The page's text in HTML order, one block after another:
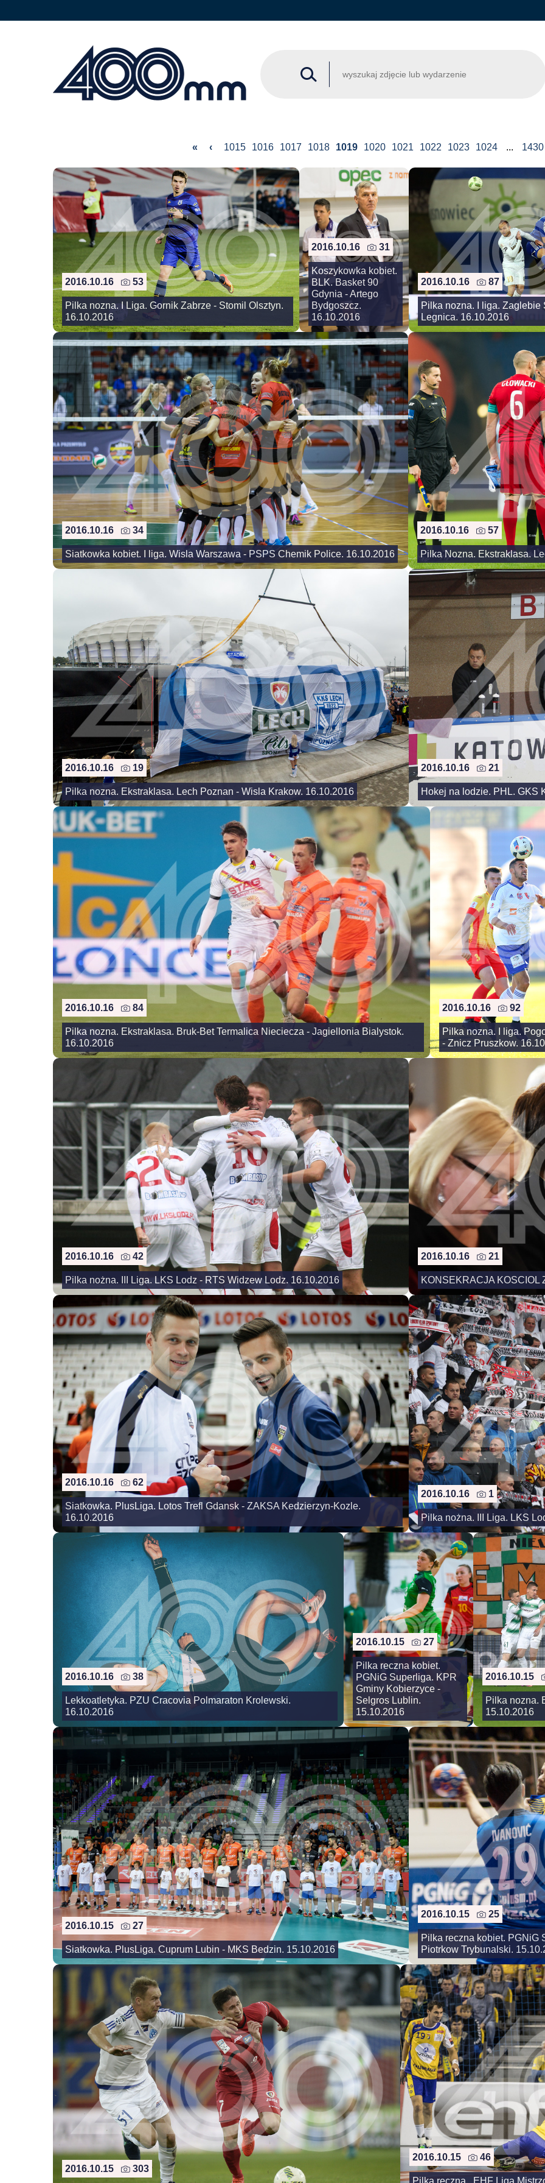
« ‹ 1015 1016 1017 1018 1019 1020 1021 1022 1023 1024 ... 1430
2016.10.16 53
Pilka nozna. I Liga. Gornik Zabrze - Stomil Olsztyn.
16.10.2016
2016.10.16 31
Koszykowka kobiet.
BLK. Basket 90
Gdynia - Artego
Bydgoszcz.
16.10.2016
2016.10.16 87
Pilka nozna. I liga. Zaglebie
Legnica. 16.10.2016
2016.10.16 34
Siatkowka kobiet. I liga. Wisla Warszawa - PSPS Chemik Police. 16.10.2016
2016.10.16 57
Pilka Nozna. Ekstraklasa.
2016.10.16 19
Pilka nozna. Ekstraklasa. Lech Poznan - Wisla Krakow. 16.10.2016
2016.10.16 21
Hokej na lodzie. PHL. GKS
2016.10.16 84
Pilka nozna. Ekstraklasa. Bruk-Bet Termalica Nieciecza - Jagiellonia Bialystok.
16.10.2016
2016.10.16 92
Pilka nozna. I liga.
- Znicz Pruszkow.
2016.10.16 42
Pilka nożna. III Liga. LKS Lodz - RTS Widzew Lodz. 16.10.2016
2016.10.16 21
KONSEKRACJA KOSCIOL
2016.10.16 62
Siatkowka. PlusLiga. Lotos Trefl Gdansk - ZAKSA Kedzierzyn-Kozle.
16.10.2016
2016.10.16 1
Pilka nożna. III Liga. LKS
2016.10.16 38
Lekkoatletyka. PZU Cracovia Polmaraton Krolewski.
16.10.2016
2016.10.15 27
Pilka reczna kobiet.
PGNiG Superliga. KPR
Gminy Kobierzyce -
Selgros Lublin.
15.10.2016
2016.10.15
Pilka nozna.
15.10.2016
2016.10.15 27
Siatkowka. PlusLiga. Cuprum Lubin - MKS Bedzin. 15.10.2016
2016.10.15 25
Pilka reczna kobiet. PGNiG
Piotrkow Trybunalski.
2016.10.15 303
2016.10.15 46